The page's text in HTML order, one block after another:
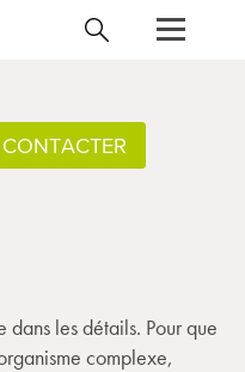
dans les détails. Pour que
complexe,